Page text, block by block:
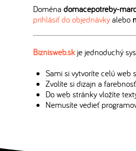
Doména domacepotreby-
prihlásiť do objednávkyalebo
Biznisweb.sk je jednoduchý
Sami si vytvoríte celú web
Zvolíte si dizajn a
Do web stránky vložíte
Nemusíte vedieť